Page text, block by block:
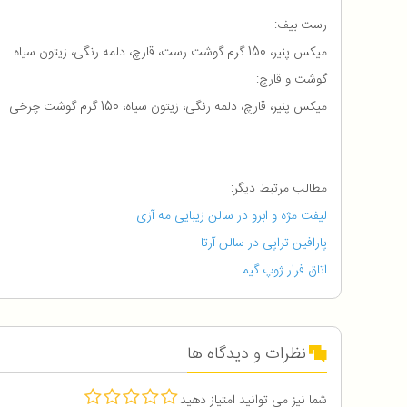
رست بیف:
میکس پنیر، 150 گرم گوشت رست، قارچ، دلمه رنگی، زیتون سیاه
گوشت و قارچ:
میکس پنیر، قارچ، دلمه رنگی، زیتون سیاه، 150 گرم گوشت چرخی
مطالب مرتبط دیگر:
لیفت مژه و ابرو در سالن زیبایی مه آزی
پارافین تراپی در سالن آرتا
اتاق فرار ژوپ گیم
نظرات و دیدگاه ها
شما نیز می توانید امتیاز دهید